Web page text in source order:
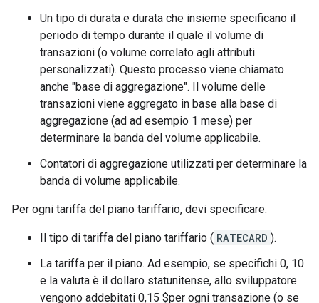
Un tipo di durata e durata che insieme specificano il
periodo di tempo durante il quale il volume di
transazioni (o volume correlato agli attributi
personalizzati). Questo processo viene chiamato
anche "base di aggregazione". Il volume delle
transazioni viene aggregato in base alla base di
aggregazione (ad ad esempio 1 mese) per
determinare la banda del volume applicabile.
Contatori di aggregazione utilizzati per determinare la
banda di volume applicabile.
Per ogni tariffa del piano tariffario, devi specificare:
Il tipo di tariffa del piano tariffario ( RATECARD ).
La tariffa per il piano. Ad esempio, se specifichi 0, 10
e la valuta è il dollaro statunitense, allo sviluppatore
vengono addebitati 0,15 $per ogni transazione (o se